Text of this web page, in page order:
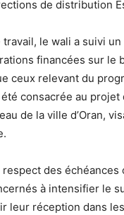
de distribution
le wali a suivi
financées sur
ceux relevant du
consacrée au
de la ville d’Oran,
des
à intensifier le
leur réception dans